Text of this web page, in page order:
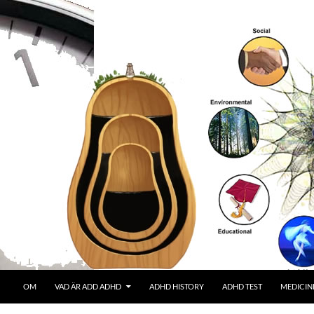
OM VAD ÄR ADD ADHD ADHD HISTORY ADHD TEST